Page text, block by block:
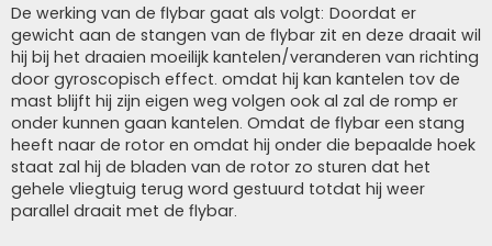
De werking van de flybar gaat als volgt: Doordat er
gewicht aan de stangen van de flybar zit en deze draait wil
hij bij het draaien moeilijk kantelen/veranderen van richting
door gyroscopisch effect. omdat hij kan kantelen tov de
mast blijft hij zijn eigen weg volgen ook al zal de romp er
onder kunnen gaan kantelen. Omdat de flybar een stang
heeft naar de rotor en omdat hij onder die bepaalde hoek
staat zal hij de bladen van de rotor zo sturen dat het
gehele vliegtuig terug word gestuurd totdat hij weer
parallel draait met de flybar.